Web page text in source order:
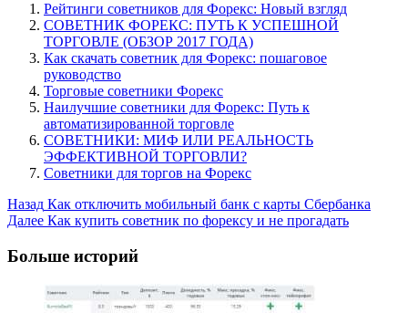
Рейтинги советников для Форекс: Новый взгляд
СОВЕТНИК ФОРЕКС: ПУТЬ К УСПЕШНОЙ
ТОРГОВЛЕ (ОБЗОР 2017 ГОДА)
Как скачать советник для Форекс: пошаговое
руководство
Торговые советники Форекс
Наилучшие советники для Форекс: Путь к
автоматизированной торговле
СОВЕТНИКИ: МИФ ИЛИ РЕАЛЬНОСТЬ
ЭФФЕКТИВНОЙ ТОРГОВЛИ?
Советники для торгов на Форекс
Post
Navigation
Назад Как отключить мобильный банк с карты Сбербанка
Далее Как купить советник по форексу и не прогадать
Больше историй